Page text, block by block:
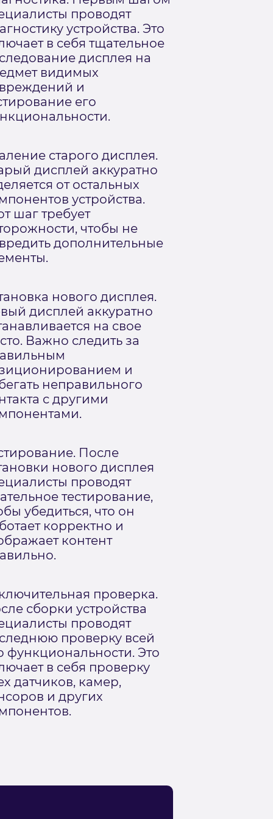
проводят
устройства. Это
в себя тщательное
дисплея на
видимых
и
его
старого дисплея.
дисплей аккуратно
от остальных
устройства.
шаг требует
чтобы не
дополнительные
нового дисплея.
дисплей аккуратно
на свое
Важно следить за
и
неправильного
с другими
После
нового дисплея
проводят
тестирование,
убедиться, что он
корректно и
контент
проверка.
сборки устройства
проводят
проверку всей
функциональности. Это
в себя проверку
датчиков, камер,
и других